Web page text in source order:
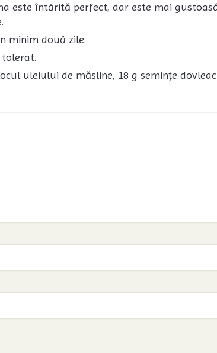
este întărită perfect, dar este mai
minim două zile.
uleiului de măsline, 18 g semințe